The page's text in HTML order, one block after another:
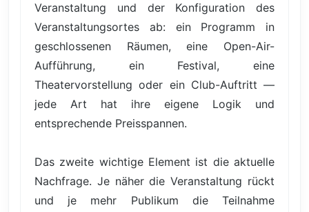
Veranstaltung und der Konfiguration des
Veranstaltungsortes ab: ein Programm in
geschlossenen Räumen, eine Open-Air-
Aufführung, ein Festival, eine
Theatervorstellung oder ein Club-Auftritt —
jede Art hat ihre eigene Logik und
entsprechende Preisspannen.
Das zweite wichtige Element ist die aktuelle
Nachfrage. Je näher die Veranstaltung rückt
und je mehr Publikum die Teilnahme